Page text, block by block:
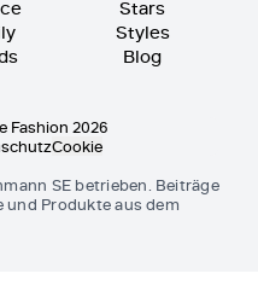
Stars
Styles
Blog
Fashion 2026
Cookie
SE betrieben. Beiträge
und Produkte aus dem